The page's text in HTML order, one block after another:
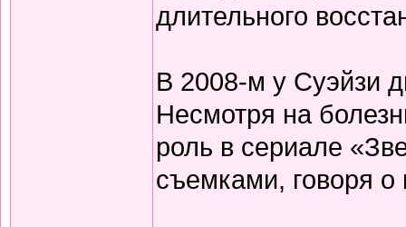
длительного
В 2008-м у Суэйзи
Несмотря на
роль в сериале
съемками, говоря о